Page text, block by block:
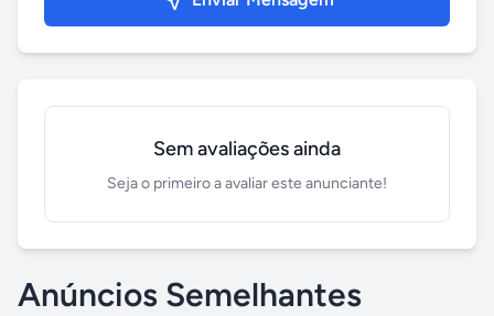
Sem avaliações ainda
Seja o primeiro a avaliar este anunciante!
Anúncios Semelhantes